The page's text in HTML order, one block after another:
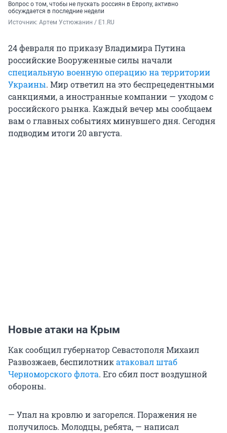
Вопрос о том, чтобы не пускать россиян в Европу, активно
обсуждается в последние недели
Источник: Артем Устюжанин / E1.RU
24 февраля по приказу Владимира Путина
российские Вооруженные силы начали
специальную военную операцию на территории
Украины. Мир ответил на это беспрецедентными
санкциями, а иностранные компании — уходом с
российского рынка. Каждый вечер мы сообщаем
вам о главных событиях минувшего дня. Сегодня
подводим итоги 20 августа.
Новые атаки на Крым
Как сообщил губернатор Севастополя Михаил
Развозжаев, беспилотникатаковал штаб
Черноморского флота. Его сбил пост воздушной
обороны.
— Упал на кровлю и загорелся. Поражения не
получилось. Молодцы, ребята, — написал